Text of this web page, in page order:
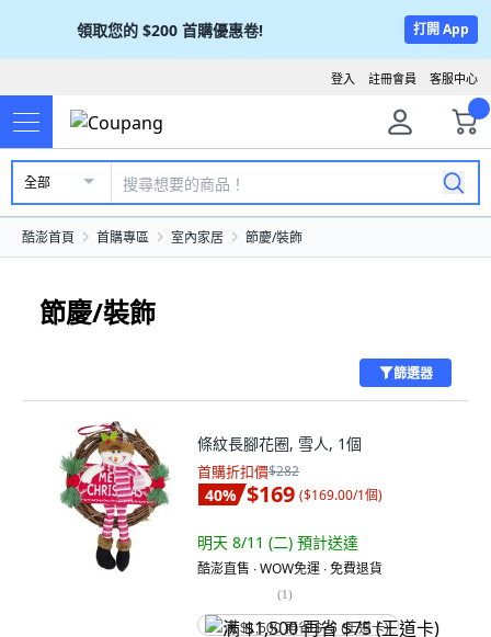
領取您的 $200 首購優惠卷! 打開 App
客服中心
註冊會員
登入
全部
酷澎首頁 首購專區 室內家居 節慶/裝飾
節慶/裝飾
篩選器
條紋長腳花圈, 雪人, 1個
首購折扣價$282
40% $169 ($169.00/1個)
明天 8/11 (二) 預計送達
酷澎直售 ∙ WOW免運 ∙ 免費退貨
(1)
满 $1,500 再省 $75 (王道卡)